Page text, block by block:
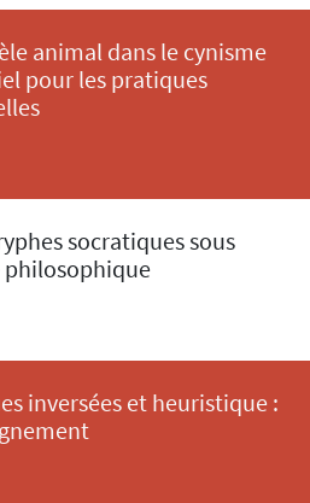
animal dans le cynisme
pour les pratiques
socratiques sous
philosophique
inversées et heuristique :